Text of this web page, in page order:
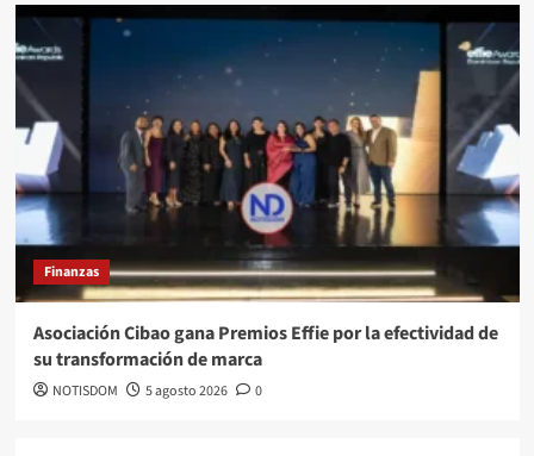
Finanzas
Asociación Cibao gana Premios Effie por la efectividad de
su transformación de marca
NOTISDOM 5 agosto 2026 0